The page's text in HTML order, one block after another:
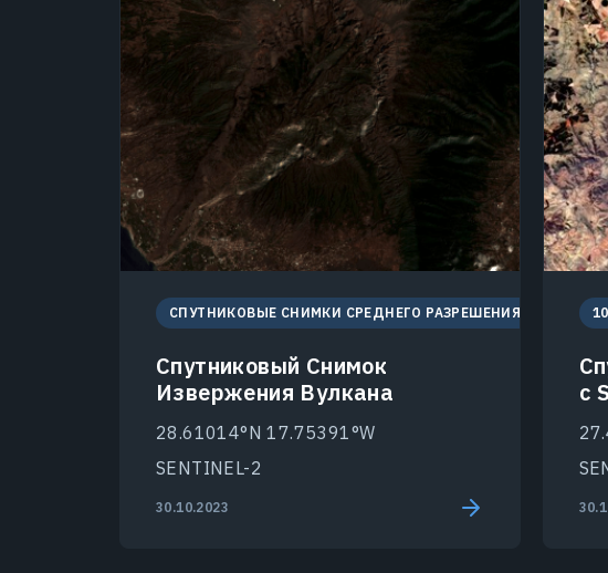
СПУТНИКОВЫЕ СНИМКИ СРЕДНЕГО РАЗРЕШЕНИЯ
Спутниковый Снимок
Извержения Вулкана
28.61014°N 17.75391°W
SENTINEL-2
30.10.2023
с